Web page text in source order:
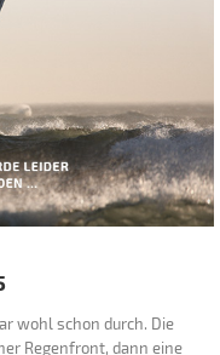
wohl schon durch. Die
Regenfront, dann eine